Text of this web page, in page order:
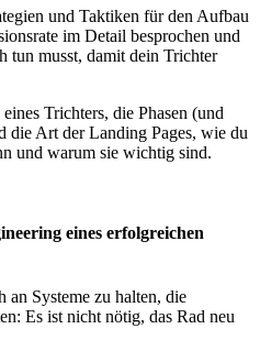
und Taktiken für den Aufbau
im Detail besprochen und
tun musst, damit dein Trichter
Trichters, die Phasen (und
die Art der Landing Pages, wie du
und warum sie wichtig sind.
eines erfolgreichen
Systeme zu halten, die
Es ist nicht nötig, das Rad neu